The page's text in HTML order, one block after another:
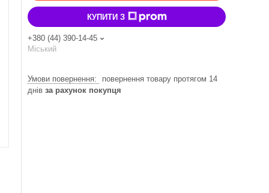
КУПИТИ З
+380 (44) 390-14-45
Міський
повернення товару протягом 14
днів за рахунок покупця